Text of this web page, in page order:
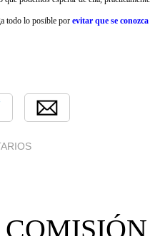
todo lo posible por evitar que se